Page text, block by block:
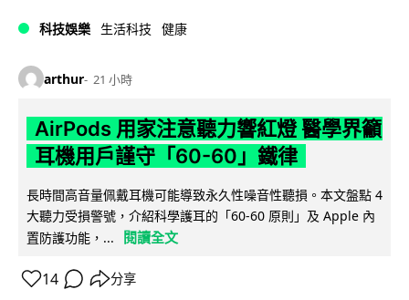
科技娛樂 生活科技 健康
arthur 21 小時
AirPods 用家注意聽力響紅燈 醫學界籲
耳機用戶謹守「60-60」鐵律
長時間高音量佩戴耳機可能導致永久性噪音性聽損。本文盤點 4
大聽力受損警號，介紹科學護耳的「60-60 原則」及 Apple 內
置防護功能，...
閱讀全文
14 分享